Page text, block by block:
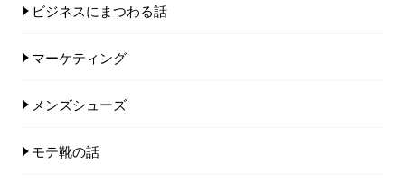
ビジネスにまつわる話
マーケティング
メンズシューズ
モテ靴の話